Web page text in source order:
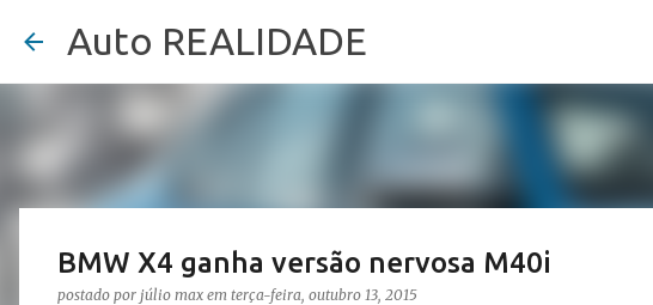
Auto REALIDADE
BMW X4 ganha versão nervosa M40i
postado por júlio max em terça-feira, outubro 13, 2015